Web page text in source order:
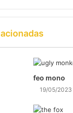
feo mono
19/05/2023